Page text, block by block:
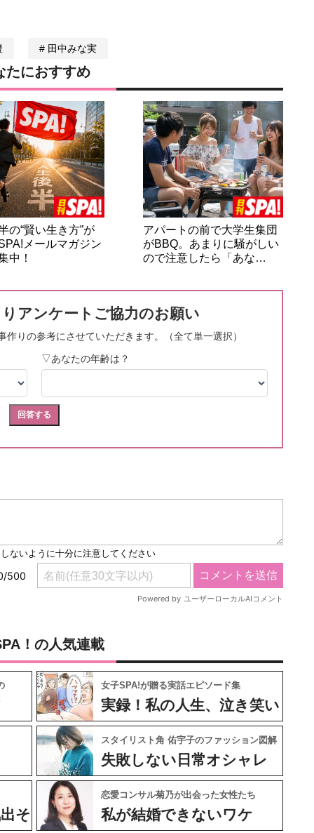
田中みな実
たにおすすめ
の“賢い生き方”が
メールマガジン
中！
アパートの前で大学生集団
がBBQ。あまりに騒がしい
ので注意したら「あな…
！の人気連載
女子SPA!が贈る実話エピソード集
実録！私の人生、泣き笑い
スタイリスト角 佑宇子のファッション図解
失敗しない日常オシャレ
そ
恋愛コンサル菊乃が出会った女性たち
私が結婚できないワケ